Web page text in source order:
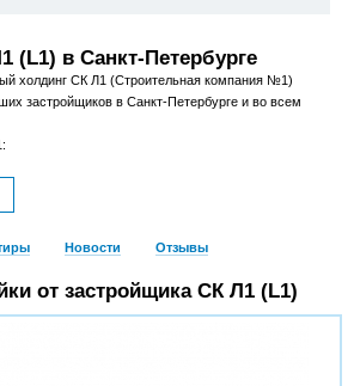
(L1) в Санкт-Петербурге
холдинг СК Л1 (Строительная компания №1)
застройщиков в Санкт-Петербурге и во всем
Новости Отзывы
от застройщика СК Л1 (L1)